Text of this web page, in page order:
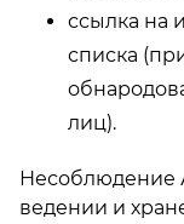
ссылка на
списка
лиц).
Несоблюдение
ведении и